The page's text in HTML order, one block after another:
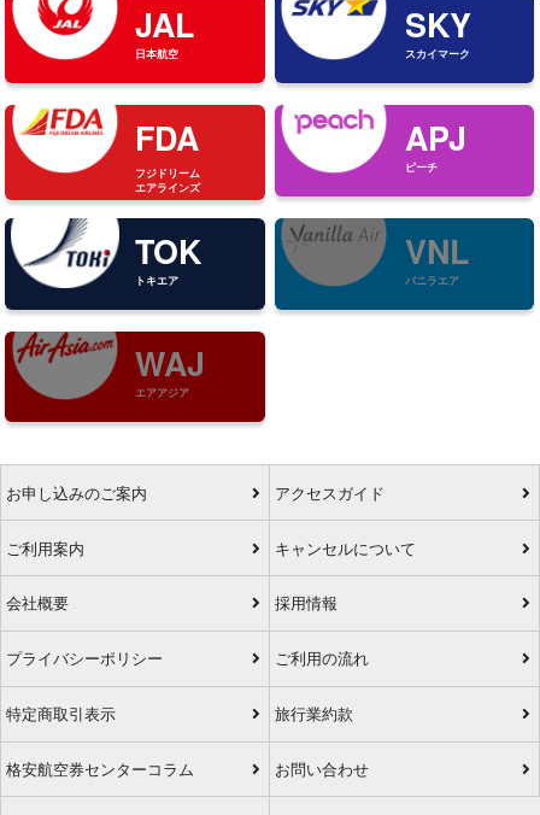
JAL
日本航空
SKY
スカイマーク
FDA
フジドリーム
エアラインズ
APJ
ピーチ
TOK
トキエア
VNL
バニラエア
WAJ
エアアジア
お申し込みのご案内 アクセスガイド
ご利用案内 キャンセルについて
会社概要 採用情報
プライバシーポリシー ご利用の流れ
特定商取引表示 旅行業約款
格安航空券センターコラム お問い合わせ